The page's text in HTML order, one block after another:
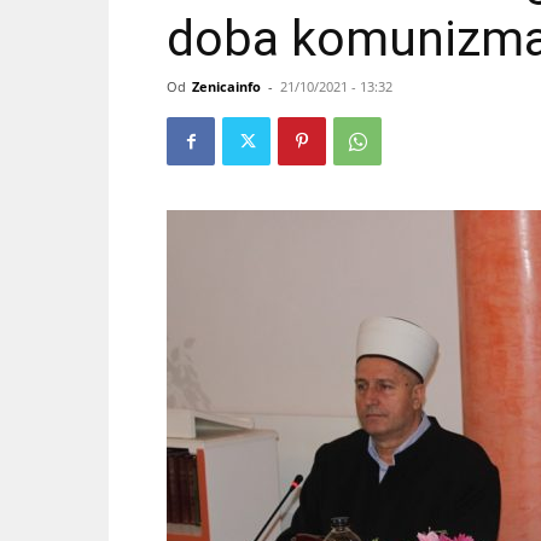
doba
Od Zenicainfo - 21/10/2021 - 13:32